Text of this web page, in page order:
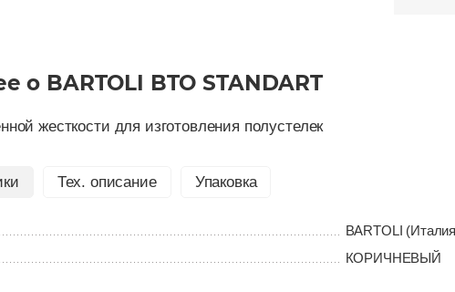
о BARTOLI BTO STANDART
жесткости для изготовления полустелек
Тех. описание Упаковка
BARTOLI
КОРИЧНЕВЫЙ